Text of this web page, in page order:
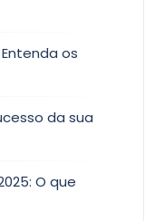
os
da sua
O que